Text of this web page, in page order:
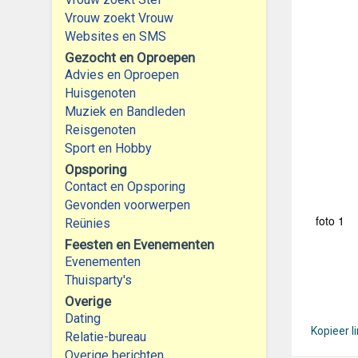
Vrouw zoekt Vrouw
Websites en SMS
Gezocht en Oproepen
Advies en Oproepen
Huisgenoten
Muziek en Bandleden
Reisgenoten
Sport en Hobby
Opsporing
Contact en Opsporing
Gevonden voorwerpen
Reünies
Feesten en Evenementen
Evenementen
Thuisparty's
Overige
Dating
Relatie-bureau
foto 1
Kopieer